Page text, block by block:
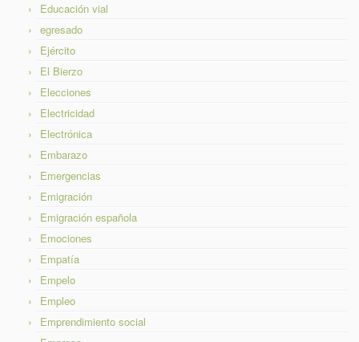
Educación vial
egresado
Ejército
El Bierzo
Elecciones
Electricidad
Electrónica
Embarazo
Emergencias
Emigración
Emigración española
Emociones
Empatía
Empelo
Empleo
Emprendimiento social